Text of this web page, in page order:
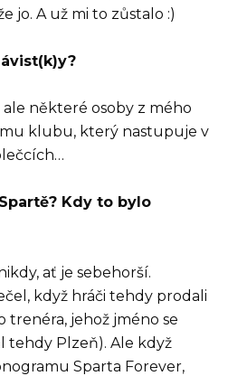
jo. A už mi to zůstalo :)
ale některé osoby z mého
klubu, který nastupuje v
Kdy to bylo
ať je sebehorší.
když hráči tehdy prodali
trenéra, jehož jméno se
tehdy Plzeň). Ale když
Sparta Forever,